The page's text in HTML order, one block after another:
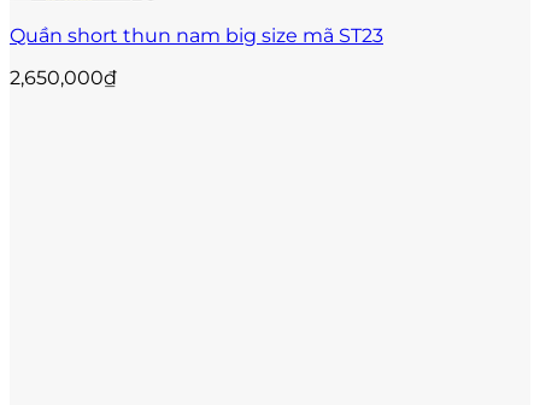
phẩm
Quần short thun nam big size mã ST23
2,650,000₫